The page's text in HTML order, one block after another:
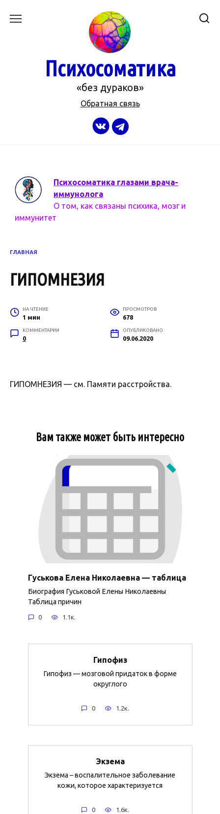
Психосоматика
«без дураков»
Обратная связь
Психосоматика глазами врача-
иммунолога
О том, как связаны психика, мозг и
иммунитет
ГЛАВНАЯ
ГИПОМНЕЗИЯ
НА ЧТЕНИЕ
1 мин
ПРОСМОТРОВ
678
КОММЕНТАРИИ
0
ОПУБЛИКОВАНО
09.06.2020
ГИПОМНЕЗИЯ — см. Памяти расстройства.
Вам также может быть интересно
Гуськова Елена Николаевна — таблица
Биография Гуськовой Елены Николаевны
Таблица причин
0 1.1к.
Гипофиз
Гипофиз — мозговой придаток в форме
округлого
0 1.2к.
Экзема
Экзема – воспалительное заболевание
кожи, которое характеризуется
0 1.6к.